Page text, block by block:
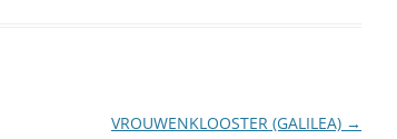
VROUWENKLOOSTER (GALILEA) →